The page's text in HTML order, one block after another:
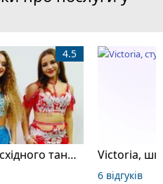
Hot Arabian Dance, школа східного танцю
4.5
6 відгуків